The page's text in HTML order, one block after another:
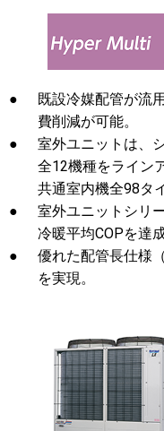
●
既設冷媒配管が流
費削減が可能。
●
室外ユニットは、
全12機種をライン
共通室内機全98タ
●
室外ユニットシリ
冷暖平均COPを達成
●
優れた配管長仕様
を実現。